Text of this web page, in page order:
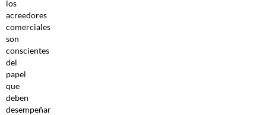
los
acreedores
comerciales
son
conscientes
del
papel
que
deben
desempeñar